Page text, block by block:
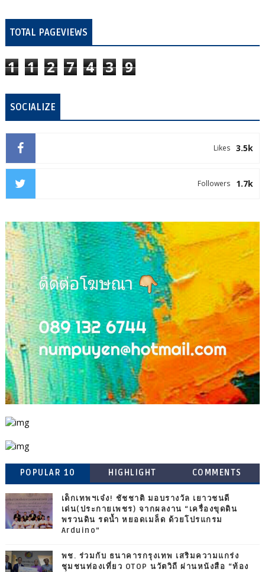
TOTAL PAGEVIEWS
1 1 2 7 4 3 9
SOCIALIZE
3.5k
Likes
1.7k
Followers
POPULAR 10 HIGHLIGHT COMMENTS
เด็กเทพฯเจ๋ง! ชัชชาติ มอบรางวัล เยาวชนดี
เด่น(ประกายเพชร) จากผลงาน “เครื่องขุดดิน
พรวนดิน รดน้ำ หยอดเมล็ด ด้วยโปรแกรม
Arduino”
พช. ร่วมกับ ธนาคารกรุงเทพ เสริมความแกร่ง
ชุมชนท่องเที่ยว OTOP นวัตวิถี ผ่านหนังสือ “ท้อง